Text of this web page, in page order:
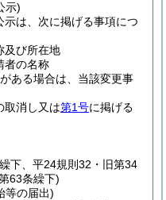
示)
は、次に掲げる事項につ
及び所在地
者の名称
ある場合は、当該変更事
取消し又は第1号に掲げる
下、平24規則32・旧第34
63条繰下)
等の届出)